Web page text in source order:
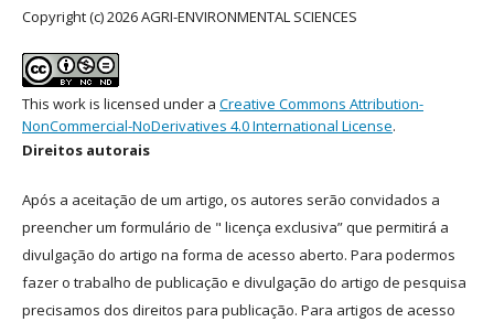
Copyright (c) 2026 AGRI-ENVIRONMENTAL SCIENCES
This work is licensed under a Creative Commons Attribution-
NonCommercial-NoDerivatives 4.0 International License.
Direitos autorais
Após a aceitação de um artigo, os autores serão convidados a
preencher um formulário de " licença exclusiva” que permitirá a
divulgação do artigo na forma de acesso aberto. Para podermos
fazer o trabalho de publicação e divulgação do artigo de pesquisa
precisamos dos direitos para publicação. Para artigos de acesso